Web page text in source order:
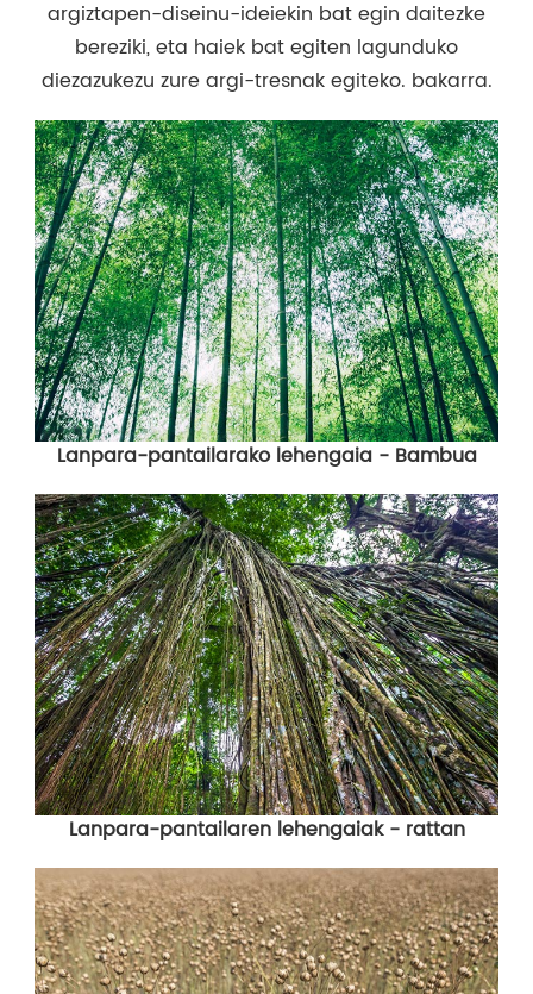
argiztapen-diseinu-ideiekin bat egin daitezke
bereziki, eta haiek bat egiten lagunduko
diezazukezu zure argi-tresnak egiteko. bakarra.
Lanpara-pantailarako lehengaia - Bambua
Lanpara-pantailaren lehengaiak - rattan